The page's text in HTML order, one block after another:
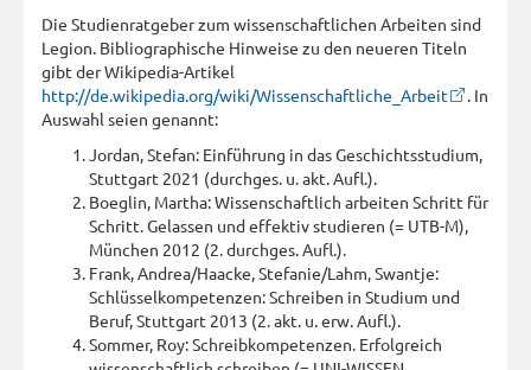
Die Studienratgeber zum wissenschaftlichen Arbeiten sind
Legion. Bibliographische Hinweise zu den neueren Titeln
gibt der Wikipedia-Artikel
http://de.wikipedia.org/wiki/Wissenschaftliche_Arbeit
. In
Auswahl seien genannt:
Jordan, Stefan: Einführung in das Geschichtsstudium,
Stuttgart 2021 (durchges. u. akt. Aufl.).
Boeglin, Martha: Wissenschaftlich arbeiten Schritt für
Schritt. Gelassen und effektiv studieren (= UTB-M),
München 2012 (2. durchges. Aufl.).
Frank, Andrea/Haacke, Stefanie/Lahm, Swantje:
Schlüsselkompetenzen: Schreiben in Studium und
Beruf, Stuttgart 2013 (2. akt. u. erw. Aufl.).
Sommer, Roy: Schreibkompetenzen. Erfolgreich